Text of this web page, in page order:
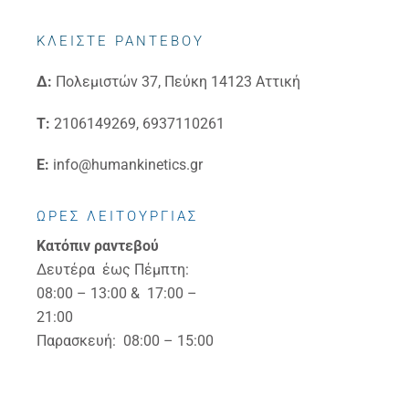
ΚΛΕΙΣΤΕ ΡΑΝΤΕΒΟΥ
Δ: Πολεμιστών 37, Πεύκη 14123 Αττική
Τ: 2106149269, 6937110261
E: info@humankinetics.gr
ΩΡΕΣ ΛΕΙΤΟΥΡΓΙΑΣ
Κατόπιν ραντεβού
Δευτέρα έως Πέμπτη:
08:00 – 13:00 & 17:00 –
21:00
Παρασκευή: 08:00 – 15:00